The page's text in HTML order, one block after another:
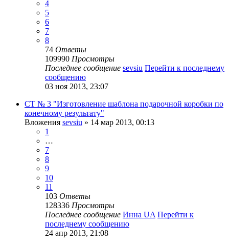
4
5
6
7
8
74 Ответы
109990 Просмотры
Последнее сообщение sevsiu Перейти к последнему
сообщению
03 ноя 2013, 23:07
СТ № 3 "Изготовление шаблона подарочной коробки по
конечному результату"
Вложения sevsiu » 14 мар 2013, 00:13
1
…
7
8
9
10
11
103 Ответы
128336 Просмотры
Последнее сообщение Инна UA Перейти к
последнему сообщению
24 апр 2013, 21:08